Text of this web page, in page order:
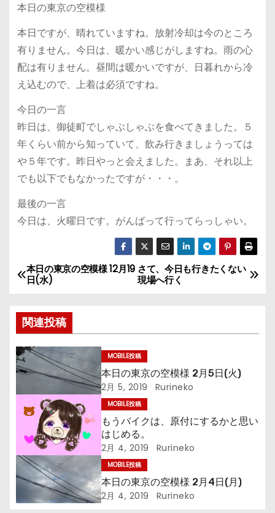
本日の東京の空模様
本日ですが、晴れていますね。放射冷却は今のところ
有りません。今日は、暖かい感じがしますね。雨の心
配は有りません。昼間は暖かいですが、日暮れから冷
え込むので、上着は必須ですね。
今日の一言
昨日は、御徒町でしゃぶしゃぶを食べてきました。５
年くらい前から知っていて、飲み行きましょうっては
や５年です。昨日やっと会えました。まあ、それ以上
でも以下でもなかったですが・・・。
最後の一言
今日は、火曜日です。がんばって行ってらっしゃい。
投
ナ
ビ
ゲ
ー
シ
ョ
ン
さて、今日も行きたくない
現場へ行く
本日の東京の空模様 12月19
日(水)
関連投稿
MOBILE投稿
本日の東京の空模様 2月5日(火)
2月 5, 2019 Rurineko
MOBILE投稿
もうバイクは、原付にするかと思い
はじめる。
2月 4, 2019 Rurineko
MOBILE投稿
本日の東京の空模様 2月4日(月)
2月 4, 2019 Rurineko